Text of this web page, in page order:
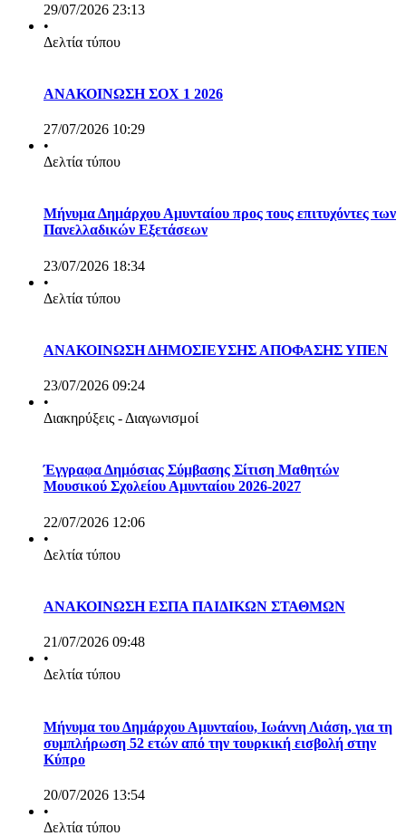
29/07/2026 23:13
•
Δελτία τύπου
ΑΝΑΚΟΙΝΩΣΗ ΣΟΧ 1 2026
27/07/2026 10:29
•
Δελτία τύπου
Μήνυμα Δημάρχου Αμυνταίου προς τους επιτυχόντες των
Πανελλαδικών Εξετάσεων
23/07/2026 18:34
•
Δελτία τύπου
ΑΝΑΚΟΙΝΩΣΗ ΔΗΜΟΣΙΕΥΣΗΣ ΑΠΟΦΑΣΗΣ ΥΠΕΝ
23/07/2026 09:24
•
Διακηρύξεις - Διαγωνισμοί
Έγγραφα Δημόσιας Σύμβασης Σίτιση Μαθητών
Μουσικού Σχολείου Αμυνταίου 2026-2027
22/07/2026 12:06
•
Δελτία τύπου
ΑΝΑΚΟΙΝΩΣΗ ΕΣΠΑ ΠΑΙΔΙΚΩΝ ΣΤΑΘΜΩΝ
21/07/2026 09:48
•
Δελτία τύπου
Μήνυμα του Δημάρχου Αμυνταίου, Ιωάννη Λιάση, για τη
συμπλήρωση 52 ετών από την τουρκική εισβολή στην
Κύπρο
20/07/2026 13:54
•
Δελτία τύπου